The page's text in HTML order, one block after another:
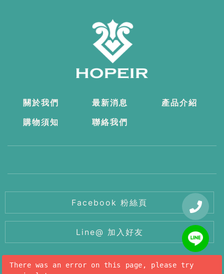
關於我們 最新消息
產品介紹
購物須知
聯絡我們
Facebook 粉絲頁
Line@ 加入好友
Copyright © 2022 希望傳承國際開發有限公司 All Right
There was an error on this page, please try